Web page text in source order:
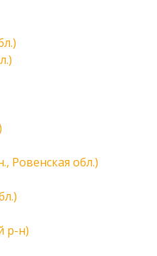
Ровенская обл.)
р-н)